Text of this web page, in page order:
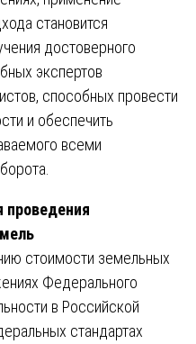
становится
достоверного
экспертов
способных провести
и обеспечить
всеми
проведения
стоимости земельных
Федерального
в Российской
стандартах